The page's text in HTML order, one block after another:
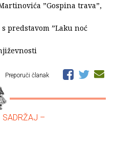
”Gospina trava”,
predstavom ”Laku noć
Preporuči članak
SADRŽAJ –